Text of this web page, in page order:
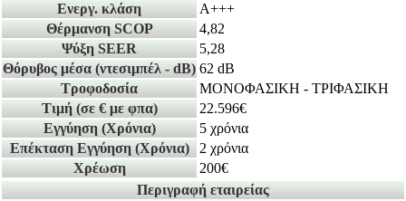
Ενεργ. κλάση
A+++
Θέρμανση SCOP
4,82
Ψύξη SEER
5,28
Θόρυβος μέσα (ντεσιμπέλ - dB) 62 dB
Τροφοδοσία
ΜΟΝΟΦΑΣΙΚΗ - ΤΡΙΦΑΣΙΚΗ
Τιμή (σε € με φπα)
22.596€
Εγγύηση (Χρόνια)
5 χρόνια
Επέκταση Εγγύηση (Χρόνια)
2 χρόνια
Χρέωση
200€
Περιγραφή εταιρείας